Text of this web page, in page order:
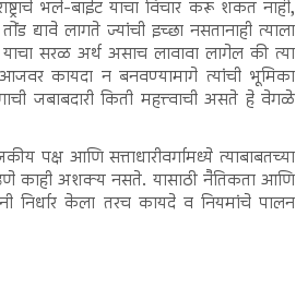
भले-बाईट याचा विचार करू शकत नाही,
लागते ज्यांची इच्छा नसतानाही त्याला
सरळ अर्थ असाच लावावा लागेल की त्या
कायदा न बनवण्यामागे त्यांची भूमिका
जबाबदारी किती महत्त्वाची असते हे वेगळे
पक्ष आणि सत्ताधारीवर्गामध्ये त्याबाबतच्या
काही अशक्य नसते. यासाठी नैतिकता आणि
निर्धार केला तरच कायदे व नियमांचे पालन